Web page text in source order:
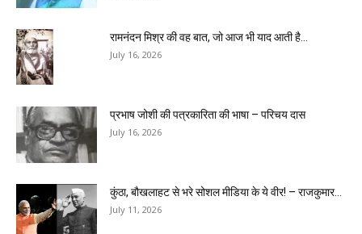
रामनंदन मिश्र की वह बात, जो आज भी याद आती है...
July 16, 2026
प्रभाष जोशी की पत्रकारिता की भाषा – परिचय दास
July 16, 2026
कुंठा, बौखलाहट से भरे सोशल मीडिया के ये वीर! – राजकुमार...
July 11, 2026